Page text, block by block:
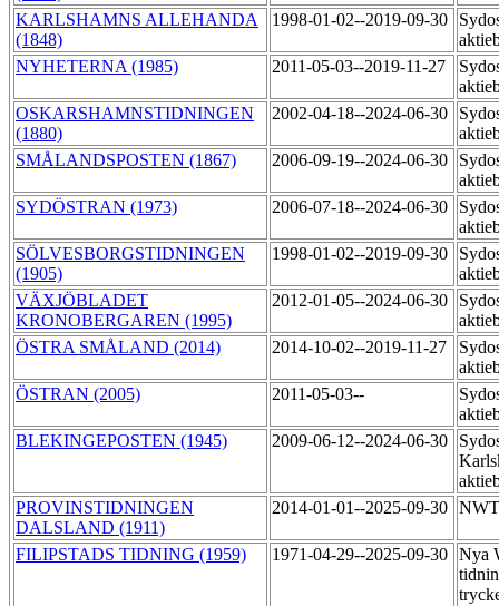
KARLSHAMNS ALLEHANDA
(1848)
1998-01-02--2019-09-30
NYHETERNA (1985)
2011-05-03--2019-11-27
OSKARSHAMNSTIDNINGEN
(1880)
2002-04-18--2024-06-30
SMÅLANDSPOSTEN (1867)
2006-09-19--2024-06-30
SYDÖSTRAN (1973)
2006-07-18--2024-06-30
SÖLVESBORGSTIDNINGEN
(1905)
1998-01-02--2019-09-30
VÄXJÖBLADET
KRONOBERGAREN (1995)
2012-01-05--2024-06-30
ÖSTRA SMÅLAND (2014)
2014-10-02--2019-11-27
ÖSTRAN (2005)
2011-05-03--
BLEKINGEPOSTEN (1945)
2009-06-12--2024-06-30
PROVINSTIDNINGEN
DALSLAND (1911)
2014-01-01--2025-09-30
FILIPSTADS TIDNING (1959) 1971-04-29--2025-09-30 Nya